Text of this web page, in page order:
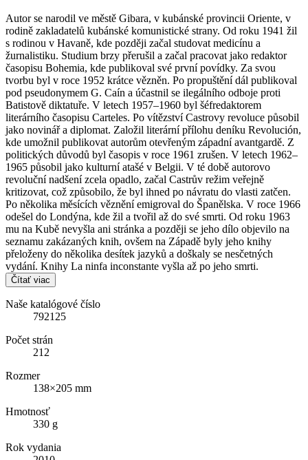
Autor se narodil ve městě Gibara, v kubánské provincii Oriente, v
rodině zakladatelů kubánské komunistické strany. Od roku 1941 žil
s rodinou v Havaně, kde později začal studovat medicínu a
žurnalistiku. Studium brzy přerušil a začal pracovat jako redaktor
časopisu Bohemia, kde publikoval své první povídky. Za svou
tvorbu byl v roce 1952 krátce vězněn. Po propuštění dál publikoval
pod pseudonymem G. Caín a účastnil se ilegálního odboje proti
Batistově diktatuře. V letech 1957–1960 byl šéfredaktorem
literárního časopisu Carteles. Po vítězství Castrovy revoluce působil
jako novinář a diplomat. Založil literární přílohu deníku Revolución,
kde umožnil publikovat autorům otevřeným západní avantgardě. Z
politických důvodů byl časopis v roce 1961 zrušen. V letech 1962–
1965 působil jako kulturní atašé v Belgii. V té době autorovo
revoluční nadšení zcela opadlo, začal Castrův režim veřejně
kritizovat, což způsobilo, že byl ihned po návratu do vlasti zatčen.
Po několika měsících věznění emigroval do Španělska. V roce 1966
odešel do Londýna, kde žil a tvořil až do své smrti. Od roku 1963
mu na Kubě nevyšla ani stránka a později se jeho dílo objevilo na
seznamu zakázaných knih, ovšem na Západě byly jeho knihy
přeloženy do několika desítek jazyků a doškaly se nesčetných
vydání. Knihy La ninfa inconstante vyšla až po jeho smrti.
Čítať viac
Naše katalógové číslo
792125
Počet strán
212
Rozmer
138×205 mm
Hmotnosť
330 g
Rok vydania